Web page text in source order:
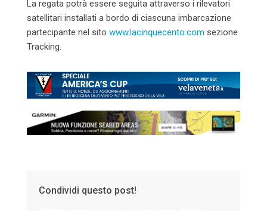
La regata potrà essere seguita attraverso i rilevatori
satellitari installati a bordo di ciascuna imbarcazione
partecipante nel sito www.lacinquecento.com sezione
Tracking.
Condividi questo post!